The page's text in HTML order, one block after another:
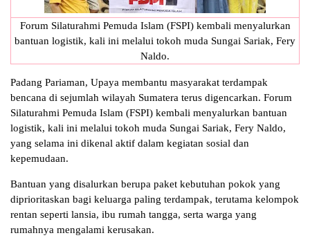
Forum Silaturahmi Pemuda Islam (FSPI) kembali menyalurkan
bantuan logistik, kali ini melalui tokoh muda Sungai Sariak, Fery
Naldo.
Padang Pariaman, Upaya membantu masyarakat terdampak
bencana di sejumlah wilayah Sumatera terus digencarkan. Forum
Silaturahmi Pemuda Islam (FSPI) kembali menyalurkan bantuan
logistik, kali ini melalui tokoh muda Sungai Sariak, Fery Naldo,
yang selama ini dikenal aktif dalam kegiatan sosial dan
kepemudaan.
Bantuan yang disalurkan berupa paket kebutuhan pokok yang
diprioritaskan bagi keluarga paling terdampak, terutama kelompok
rentan seperti lansia, ibu rumah tangga, serta warga yang
rumahnya mengalami kerusakan.